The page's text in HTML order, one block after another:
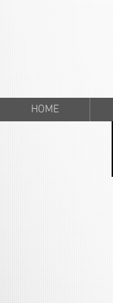
HOME